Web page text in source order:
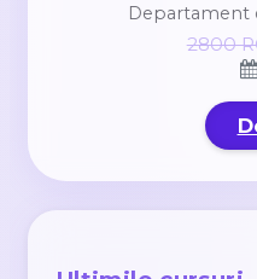
Departament
2800